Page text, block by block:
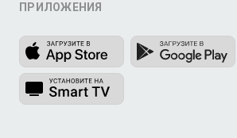
ПРИЛОЖЕНИЯ